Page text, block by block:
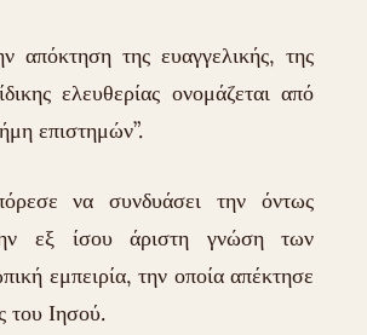
απόκτηση της ευαγγελικής, της
ελευθερίας ονομάζεται από
επιστημών”.
να συνδυάσει την όντως
εξ ίσου άριστη γνώση των
εμπειρία, την οποία απέκτησε
του Ιησού.